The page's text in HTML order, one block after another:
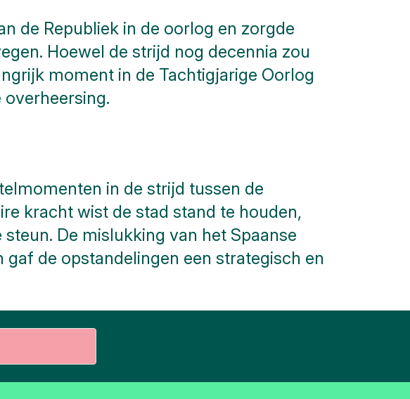
de Republiek in de oorlog en zorgde
Hoewel de strijd nog decennia zou
moment in de Tachtigjarige Oorlog
in de strijd tussen de
kracht wist de stad stand te houden,
De mislukking van het Spaanse
de opstandelingen een strategisch en